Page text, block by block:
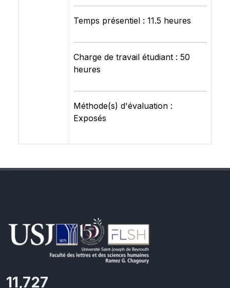
Temps présentiel : 11.5 heures
Charge de travail étudiant : 50
heures
Méthode(s) d'évaluation :
Exposés
11,727